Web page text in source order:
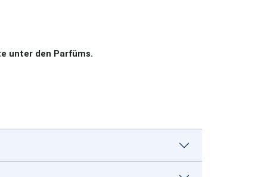
unter den Parfüms.